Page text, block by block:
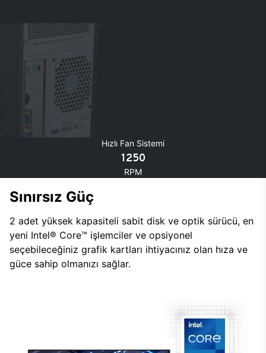
Hızlı Fan Sistemi
1250
RPM
Sınırsız Güç
2 adet yüksek kapasiteli sabit disk ve optik sürücü, en
yeni Intel® Core™ işlemciler ve opsiyonel
seçebileceğiniz grafik kartları ihtiyacınız olan hıza ve
güce sahip olmanızı sağlar.